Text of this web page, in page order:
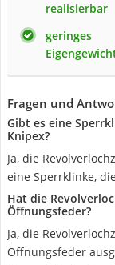
realisierbar
geringes
Fragen und
Gibt es eine
Knipex?
Ja, die
eine Sperrklinke,
Hat die
Öffnungsfeder?
Ja, die
Öffnungsfeder